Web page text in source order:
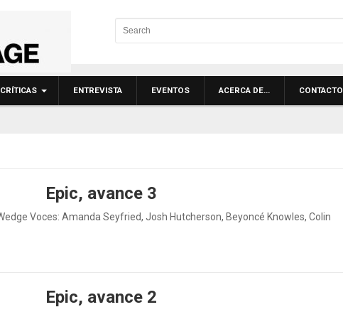
CRÍTICAS ENTREVISTA EVENTOS ACERCA DE… CONTACTO
Epic, avance 3
Voces: Amanda Seyfried, Josh Hutcherson, Beyoncé Knowles, Colin
Epic, avance 2